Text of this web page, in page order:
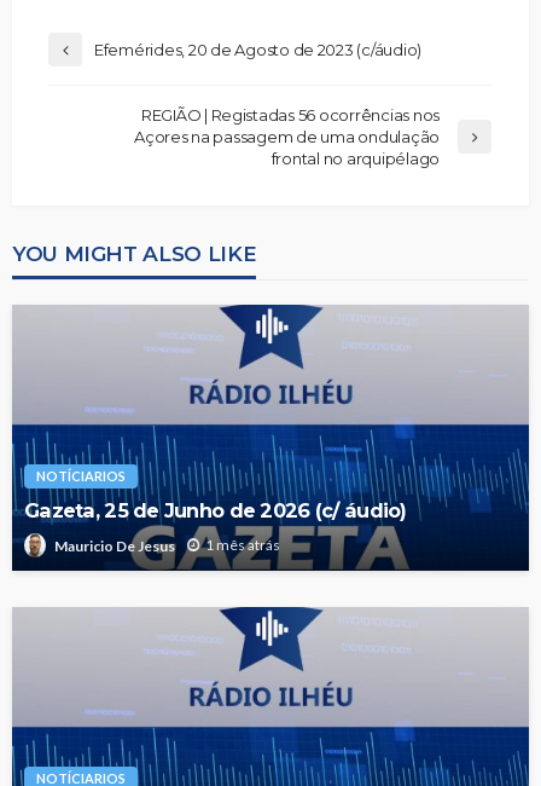
Efemérides, 20 de Agosto de 2023 (c/áudio)
REGIÃO | Registadas 56 ocorrências nos
Açores na passagem de uma ondulação
frontal no arquipélago
YOU MIGHT ALSO LIKE
NOTÍCIARIOS
Gazeta, 25 de Junho de 2026 (c/ áudio)
Mauricio De Jesus 1 mês atrás
NOTÍCIARIOS